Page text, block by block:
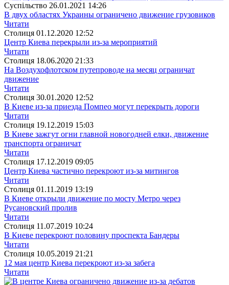
Суспiльство 26.01.2021 14:26
В двух областях Украины ограничено движение грузовиков
Читати
Столиця 01.12.2020 12:52
Центр Киева перекрыли из-за мероприятий
Читати
Столиця 18.06.2020 21:33
На Воздухофлотском путепроводе на месяц ограничат
движение
Читати
Столиця 30.01.2020 12:52
В Киеве из-за приезда Помпео могут перекрыть дороги
Читати
Столиця 19.12.2019 15:03
В Киеве зажгут огни главной новогодней елки, движение
транспорта ограничат
Читати
Столиця 17.12.2019 09:05
Центр Киева частично перекроют из-за митингов
Читати
Столиця 01.11.2019 13:19
В Киеве открыли движение по мосту Метро через
Русановский пролив
Читати
Столиця 11.07.2019 10:24
В Киеве перекроют половину проспекта Бандеры
Читати
Столиця 10.05.2019 21:21
12 мая центр Киева перекроют из-за забега
Читати